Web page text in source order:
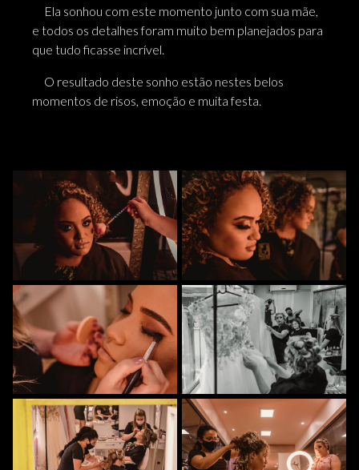
Ela sonhou com este momento junto com sua mãe,
e todos os detalhes foram muito bem planejados para
que tudo ficasse incrível.
O resultado deste sonho estão nestes belos
momentos de risos, emoção e muita festa.